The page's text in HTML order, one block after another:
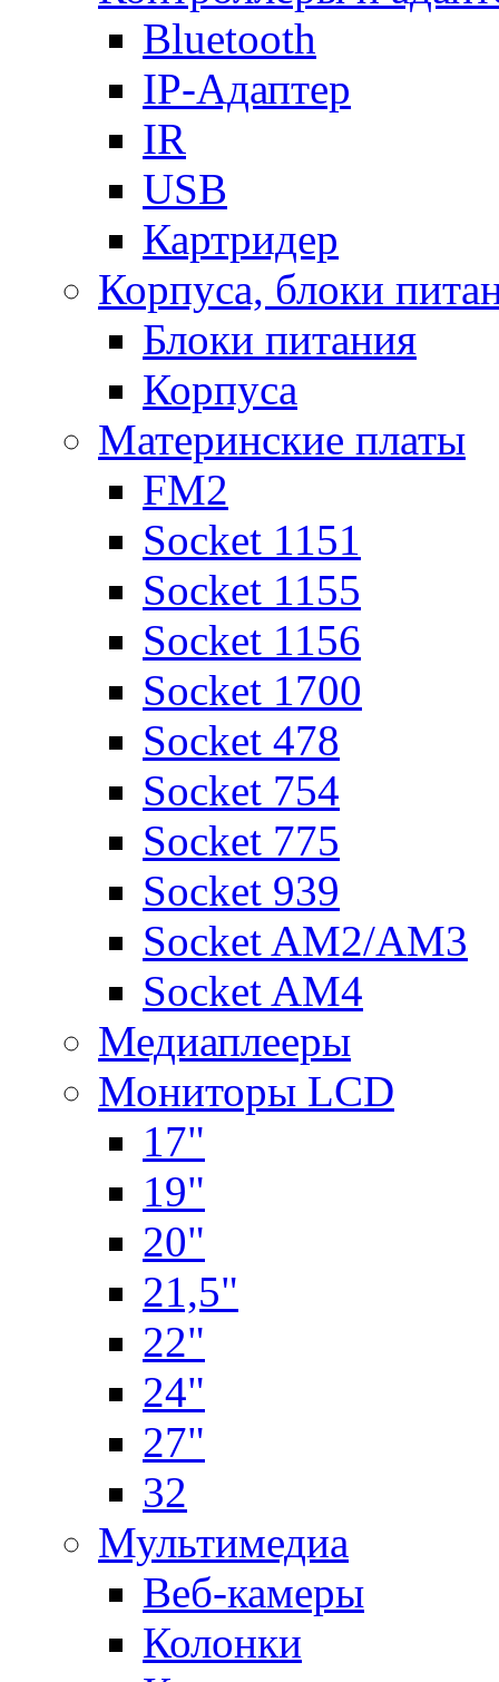
Bluetooth
IP-Адаптер
IR
USB
Картридер
Корпуса, блоки
Блоки питания
Корпуса
Материнские платы
FM2
Socket 1151
Socket 1155
Socket 1156
Socket 1700
Socket 478
Socket 754
Socket 775
Socket 939
Socket AM2/AM3
Socket AM4
Медиаплееры
Мониторы LCD
17"
19"
20"
21,5"
22"
24"
27"
32
Мультимедиа
Веб-камеры
Колонки